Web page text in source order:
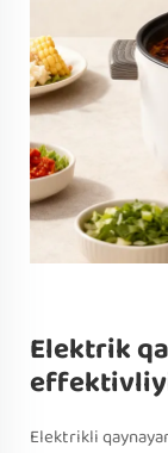
Elektrik
Elektrikli